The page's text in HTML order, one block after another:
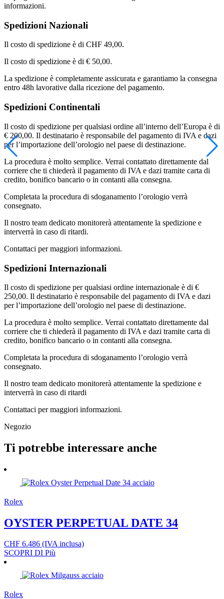
informazioni.
Spedizioni Nazionali
Il costo di spedizione è di CHF 49,00.
Il costo di spedizione è di € 50,00.
La spedizione è completamente assicurata e garantiamo la consegna
entro 48h lavorative dalla ricezione del pagamento.
Spedizioni Continentali
Il costo di spedizione per qualsiasi ordine all’interno dell’Europa è di
€ 200,00. Il destinatario è responsabile del pagamento di IVA e dazi
per l’importazione dell’orologio nel paese di destinazione.
La procedura è molto semplice. Verrai contattato direttamente dal
corriere che ti chiederà il pagamento di IVA e dazi tramite carta di
credito, bonifico bancario o in contanti alla consegna.
Completata la procedura di sdoganamento l’orologio verrà
consegnato.
Il nostro team dedicato monitorerà attentamente la spedizione e
interverrà in caso di ritardi.
Contattaci per maggiori informazioni.
Spedizioni Internazionali
Il costo di spedizione per qualsiasi ordine internazionale è di €
250,00. Il destinatario è responsabile del pagamento di IVA e dazi
per l’importazione dell’orologio nel paese di destinazione.
La procedura è molto semplice. Verrai contattato direttamente dal
corriere che ti chiederà il pagamento di IVA e dazi tramite carta di
credito, bonifico bancario o in contanti alla consegna.
Completata la procedura di sdoganamento l’orologio verrà
consegnato.
Il nostro team dedicato monitorerà attentamente la spedizione e
interverrà in caso di ritardi
Contattaci per maggiori informazioni.
Negozio
Ti potrebbe interessare anche
Rolex
OYSTER PERPETUAL DATE 34
CHF 6.486 (IVA inclusa)
SCOPRI DI Più
Rolex